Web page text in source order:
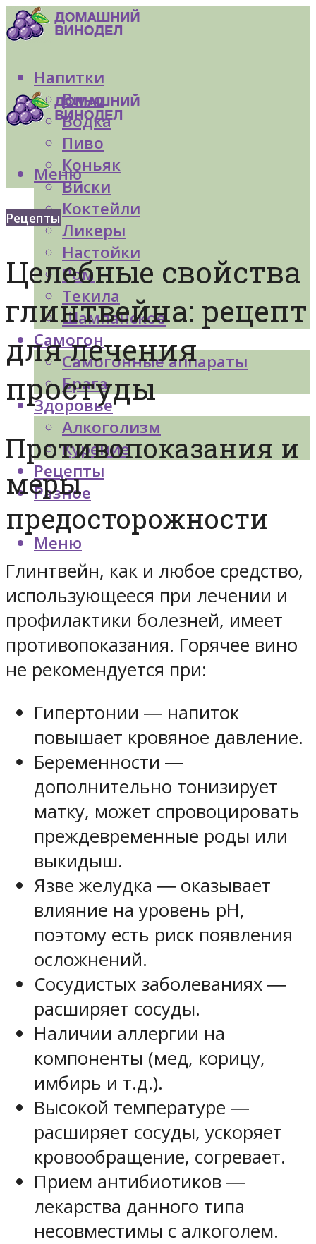
Напитки
Вино
Водка
Пиво
Коньяк
Виски
Коктейли
Ликеры
Настойки
Ром
Текила
Шампанское
Самогон
Самогонные аппараты
Брага
Здоровье
Алкоголизм
Курение
Рецепты
Разное
Меню
Меню
Рецепты
Целебные свойства
глинтвейна: рецепт
для лечения
простуды
Противопоказания и
меры
предосторожности
Глинтвейн, как и любое средство,
использующееся при лечении и
профилактики болезней, имеет
противопоказания. Горячее вино
не рекомендуется при:
Гипертонии ― напиток
повышает кровяное давление.
Беременности ―
дополнительно тонизирует
матку, может спровоцировать
преждевременные роды или
выкидыш.
Язве желудка ― оказывает
влияние на уровень pH,
поэтому есть риск появления
осложнений.
Сосудистых заболеваниях ―
расширяет сосуды.
Наличии аллергии на
компоненты (мед, корицу,
имбирь и т.д.).
Высокой температуре ―
расширяет сосуды, ускоряет
кровообращение, согревает.
Прием антибиотиков ―
лекарства данного типа
несовместимы с алкоголем.